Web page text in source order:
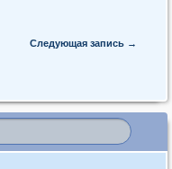
Следующая запись →